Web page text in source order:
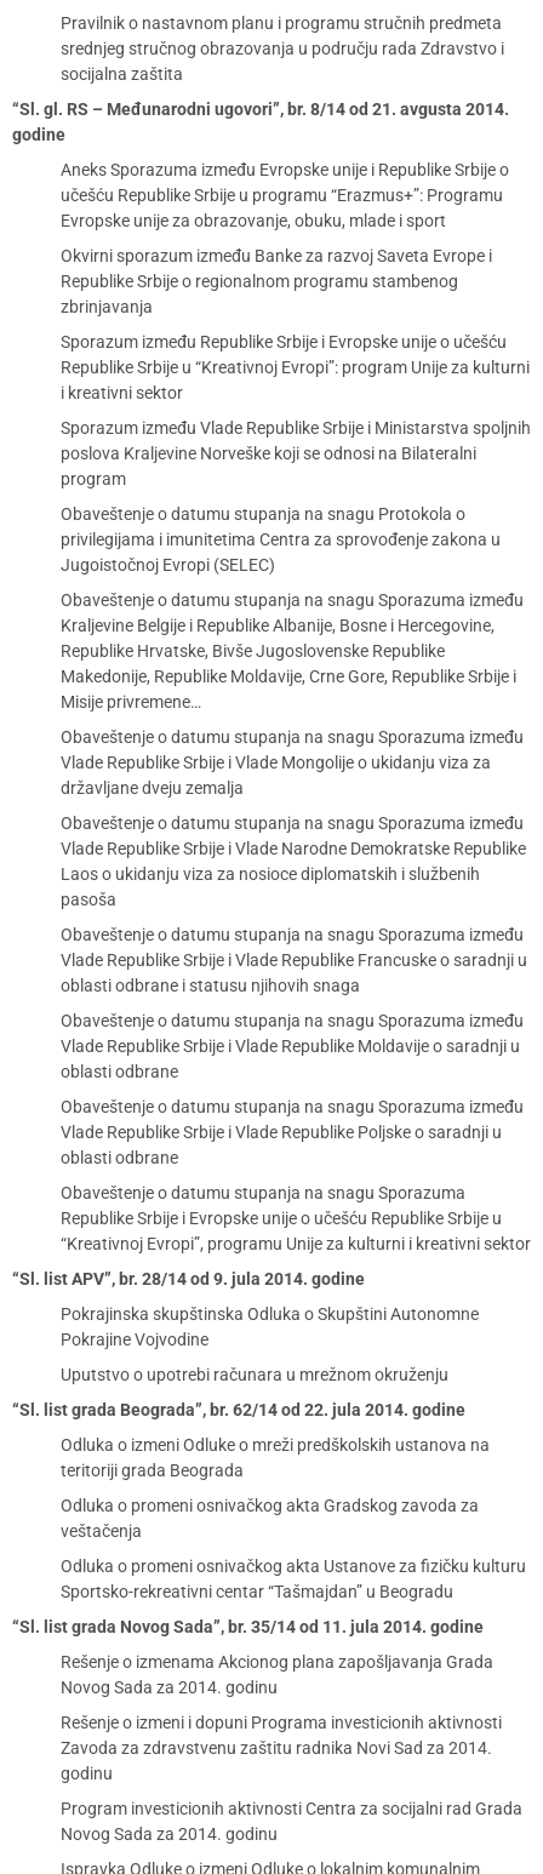
Pravilnik o nastavnom planu i programu stručnih predmeta
srednjeg stručnog obrazovanja u području rada Zdravstvo i
socijalna zaštita
“Sl. gl. RS – Međunarodni ugovori”, br. 8/14 od 21. avgusta 2014.
godine
Aneks Sporazuma između Evropske unije i Republike Srbije o
učešću Republike Srbije u programu “Erazmus+”: Programu
Evropske unije za obrazovanje, obuku, mlade i sport
Okvirni sporazum između Banke za razvoj Saveta Evrope i
Republike Srbije o regionalnom programu stambenog
zbrinjavanja
Sporazum između Republike Srbije i Evropske unije o učešću
Republike Srbije u “Kreativnoj Evropi”: program Unije za kulturni
i kreativni sektor
Sporazum između Vlade Republike Srbije i Ministarstva spoljnih
poslova Kraljevine Norveške koji se odnosi na Bilateralni
program
Obaveštenje o datumu stupanja na snagu Protokola o
privilegijama i imunitetima Centra za sprovođenje zakona u
Jugoistočnoj Evropi (SELEC)
Obaveštenje o datumu stupanja na snagu Sporazuma između
Kraljevine Belgije i Republike Albanije, Bosne i Hercegovine,
Republike Hrvatske, Bivše Jugoslovenske Republike
Makedonije, Republike Moldavije, Crne Gore, Republike Srbije i
Misije privremene…
Obaveštenje o datumu stupanja na snagu Sporazuma između
Vlade Republike Srbije i Vlade Mongolije o ukidanju viza za
državljane dveju zemalja
Obaveštenje o datumu stupanja na snagu Sporazuma između
Vlade Republike Srbije i Vlade Narodne Demokratske Republike
Laos o ukidanju viza za nosioce diplomatskih i službenih
pasoša
Obaveštenje o datumu stupanja na snagu Sporazuma između
Vlade Republike Srbije i Vlade Republike Francuske o saradnji u
oblasti odbrane i statusu njihovih snaga
Obaveštenje o datumu stupanja na snagu Sporazuma između
Vlade Republike Srbije i Vlade Republike Moldavije o saradnji u
oblasti odbrane
Obaveštenje o datumu stupanja na snagu Sporazuma između
Vlade Republike Srbije i Vlade Republike Poljske o saradnji u
oblasti odbrane
Obaveštenje o datumu stupanja na snagu Sporazuma
Republike Srbije i Evropske unije o učešću Republike Srbije u
“Kreativnoj Evropi”, programu Unije za kulturni i kreativni sektor
“Sl. list APV”, br. 28/14 od 9. jula 2014. godine
Pokrajinska skupštinska Odluka o Skupštini Autonomne
Pokrajine Vojvodine
Uputstvo o upotrebi računara u mrežnom okruženju
“Sl. list grada Beograda”, br. 62/14 od 22. jula 2014. godine
Odluka o izmeni Odluke o mreži predškolskih ustanova na
teritoriji grada Beograda
Odluka o promeni osnivačkog akta Gradskog zavoda za
veštačenja
Odluka o promeni osnivačkog akta Ustanove za fizičku kulturu
Sportsko-rekreativni centar “Tašmajdan” u Beogradu
“Sl. list grada Novog Sada”, br. 35/14 od 11. jula 2014. godine
Rešenje o izmenama Akcionog plana zapošljavanja Grada
Novog Sada za 2014. godinu
Rešenje o izmeni i dopuni Programa investicionih aktivnosti
Zavoda za zdravstvenu zaštitu radnika Novi Sad za 2014.
godinu
Program investicionih aktivnosti Centra za socijalni rad Grada
Novog Sada za 2014. godinu
Ispravka Odluke o izmeni Odluke o lokalnim komunalnim